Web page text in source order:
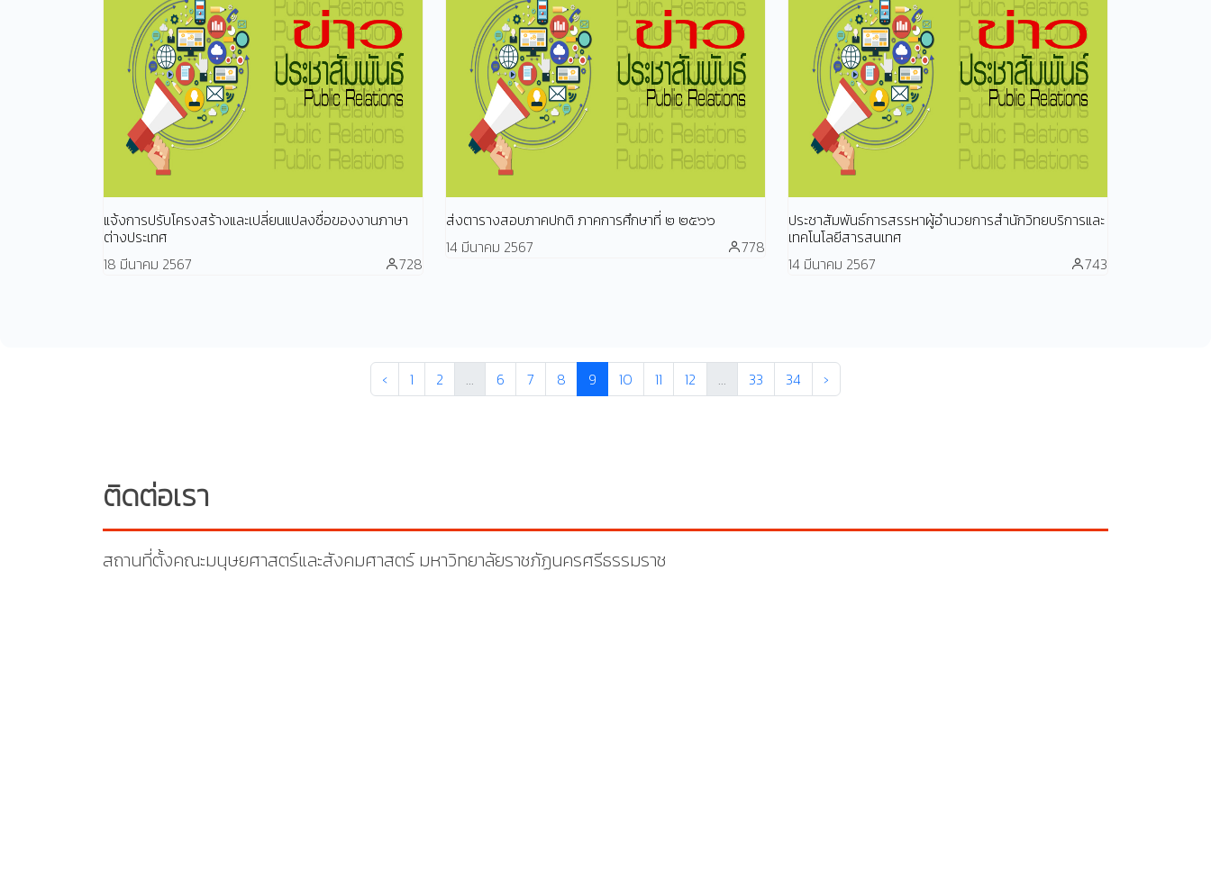
แจ้งการปรับโครงสร้างและเปลี่ยนแปลงชื่อของงานภาษา
ต่างประเทศ
18 มีนาคม 2567
728
ส่งตารางสอบภาคปกติ ภาคการศึกษาที่ ๒ ๒๕๖๖
14 มีนาคม 2567
778
ประชาสัมพันธ์การสรรหาผู้อำนวยการสำนักวิทยบริการและ
เทคโนโลยีสารสนเทศ
14 มีนาคม 2567
743
‹ 1 2 ... 6 7 8 9 10 11 12 ... 33 34 ›
ติดต่อเรา
สถานที่ตั้งคณะมนุษยศาสตร์และสังคมศาสตร์ มหาวิทยาลัยราชภัฏนครศรีธรรมราช